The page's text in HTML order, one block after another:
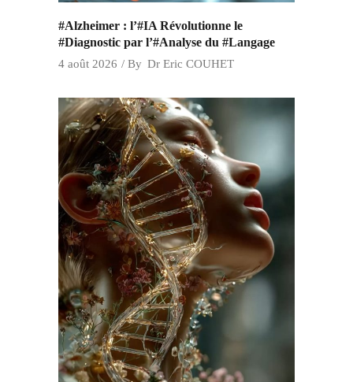
#Alzheimer : l’#IA Révolutionne le
#Diagnostic par l’#Analyse du #Langage
4 août 2026 By Dr Eric COUHET